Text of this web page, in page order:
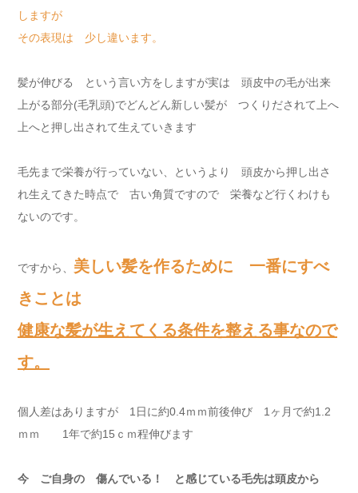
しますが
その表現は 少し違います。
髪が伸びる という言い方をしますが実は 頭皮中の毛が出来
上がる部分(毛乳頭)でどんどん新しい髪が つくりだされて上へ
上へと押し出されて生えていきます
毛先まで栄養が行っていない、というより 頭皮から押し出さ
れ生えてきた時点で 古い角質ですので 栄養など行くわけも
ないのです。
ですから、 美しい髪を作るために 一番にすべ
きことは
健康な髪が生えてくる条件を整える事なので
す。
個人差はありますが 1日に約0.4ｍｍ前後伸び 1ヶ月で約1.2
ｍｍ 1年で約15ｃｍ程伸びます
今 ご自身の 傷んでいる！ と感じている毛先は頭皮から